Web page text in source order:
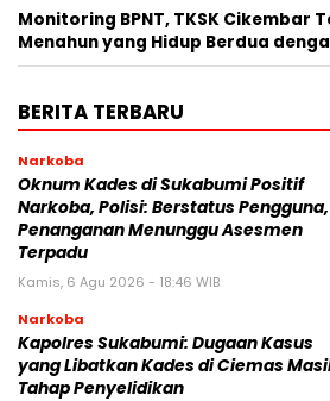
‎Monitoring BPNT, TKSK Cikembar
Menahun yang Hidup Berdua
BERITA TERBARU
Narkoba
Oknum Kades di Sukabumi Positif
Narkoba, Polisi: Berstatus Pengguna,
Penanganan Menunggu Asesmen
Terpadu
Kamis, 6 Agu 2026 - 18:46 WIB
Narkoba
Kapolres Sukabumi: Dugaan Kasus
yang Libatkan Kades di Ciemas
Tahap Penyelidikan